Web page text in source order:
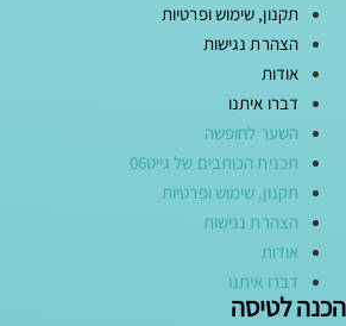
תקנון, שימוש ופרטיות
הצהרת נגישות
אודות
דברו איתנו
השער לחופשה
תכנית הכותבים של גייט06
תקנון, שימוש ופרטיות
הצהרת נגישות
אודות
דברו איתנו
הכנה לטיסה